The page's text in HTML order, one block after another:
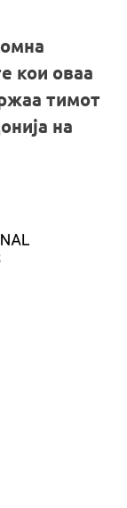
кои оваа
тимот
на